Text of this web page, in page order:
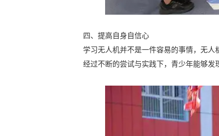
四、提高自身自信心
学习无人机并不是一件容易的事情，无人
经过不断的尝试与实践下，青少年能够发